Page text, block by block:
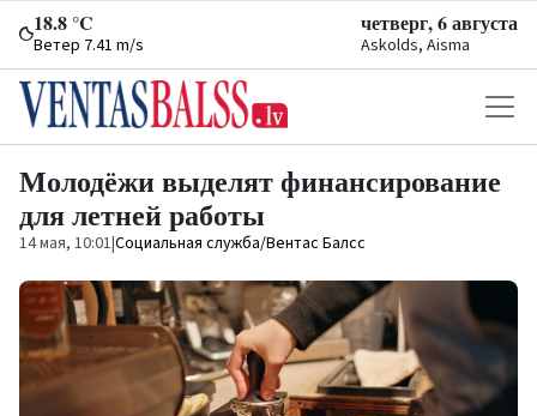
18.8 °C
Ветер 7.41 m/s
четверг, 6 августа
Askolds, Aisma
Молодёжи выделят финансирование
для летней работы
14 мая, 10:01|Социальная служба/Вентас Балсс